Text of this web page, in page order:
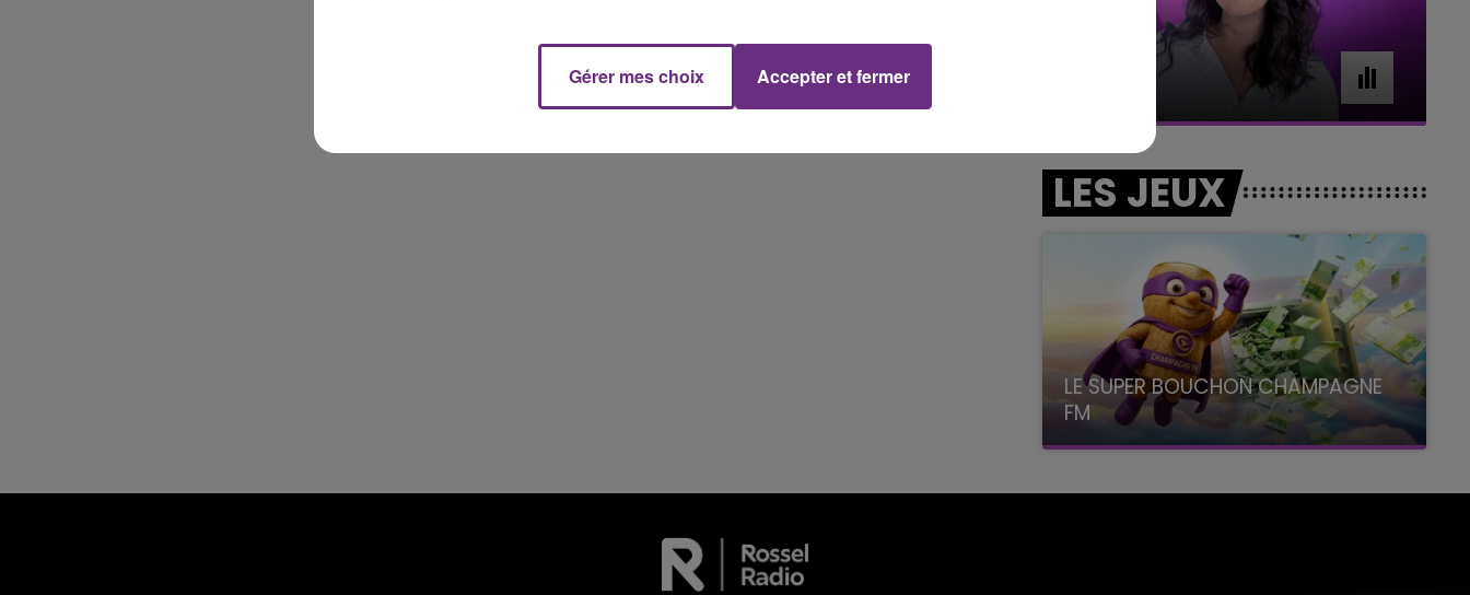
16h00 - 20h00
Le Week-end Champagne FM
LES JEUX
LE SUPER BOUCHON CHAMPAGNE
FM
avec La Famille Champagne FM, à 8H10
Gérer mes choix Accepter et fermer